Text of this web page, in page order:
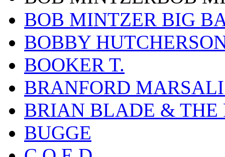
BOB MINTZER BIG
BOBBY
BOOKER T.
BRANFORD
BRIAN BLADE & THE
BUGGE